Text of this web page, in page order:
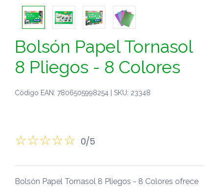
Bolsón Papel Tornasol
8 Pliegos - 8 Colores
Código EAN: 7806505998254 | SKU: 23348
0/5
Bolsón Papel Tornasol 8 Pliegos - 8 Colores ofrece